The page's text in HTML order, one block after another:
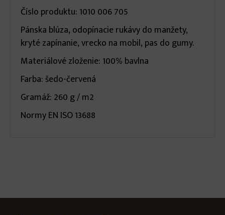
Číslo produktu: 1010 006 705
Pánska blúza, odopínacie rukávy do manžety,
kryté zapínanie, vrecko na mobil, pas do gumy.
Materiálové zloženie: 100% bavlna
Farba: šedo-červená
Gramáž: 260 g / m2
Normy EN ISO 13688